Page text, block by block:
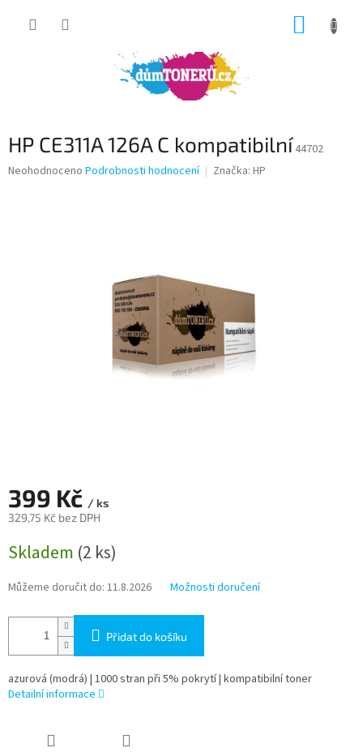
HP CE311A 126A C kompatibilní 44702
Průměrné
Neohodnoceno Podrobnosti hodnocení Značka: HP
399 Kč / ks
329,75 Kč bez DPH
cena:
Skladem (2 ks)
Můžeme doručit do: 11.8.2026 Možnosti doručení
Přidat do košíku
azurová (modrá) | 1000 stran při 5% pokrytí | kompatibilní toner
Detailní informace